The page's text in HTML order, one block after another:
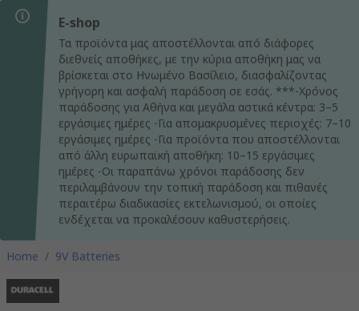
E-shop
Τα προϊόντα μας αποστέλλονται από διάφορες
διεθνείς αποθήκες, με την κύρια αποθήκη μας να
βρίσκεται στο Ηνωμένο Βασίλειο, διασφαλίζοντας
γρήγορη και ασφαλή παράδοση σε εσάς. ***-Χρόνος
παράδοσης για Αθήνα και μεγάλα αστικά κέντρα: 3–5
εργάσιμες ημέρες -Για απομακρυσμένες περιοχές: 7–10
εργάσιμες ημέρες -Για προϊόντα που αποστέλλονται
από άλλη ευρωπαϊκή αποθήκη: 10–15 εργάσιμες
ημέρες -Οι παραπάνω χρόνοι παράδοσης δεν
περιλαμβάνουν την τοπική παράδοση και πιθανές
περαιτέρω διαδικασίες εκτελωνισμού, οι οποίες
ενδέχεται να προκαλέσουν καθυστερήσεις.
Home / 9V Batteries